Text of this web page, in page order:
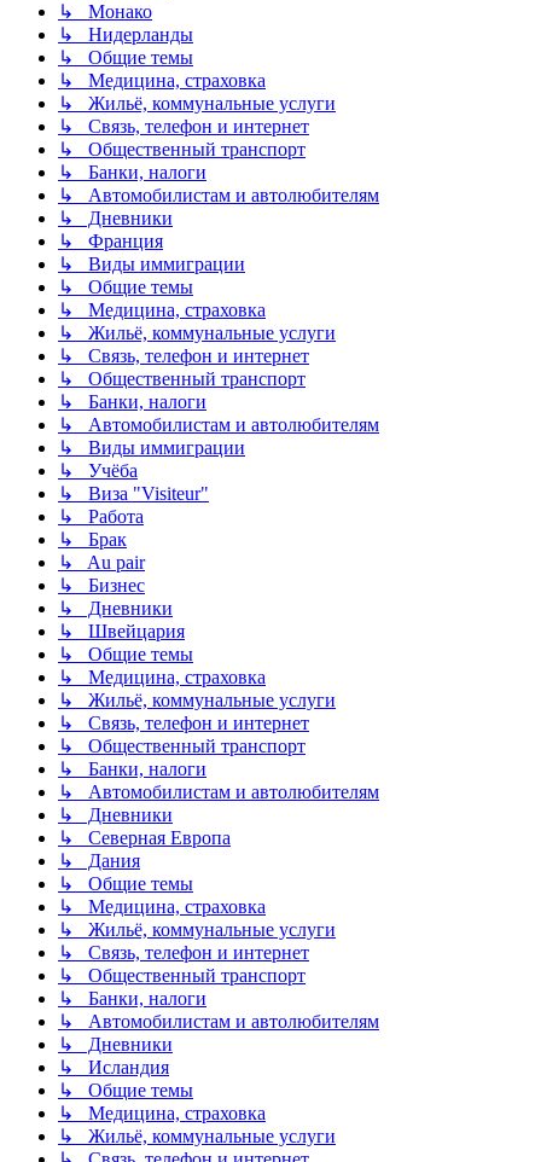
↳ Монако
↳ Нидерланды
↳ Общие темы
↳ Медицина, страховка
↳ Жильё, коммунальные услуги
↳ Связь, телефон и интернет
↳ Общественный транспорт
↳ Банки, налоги
↳ Автомобилистам и автолюбителям
↳ Дневники
↳ Франция
↳ Виды иммиграции
↳ Общие темы
↳ Медицина, страховка
↳ Жильё, коммунальные услуги
↳ Связь, телефон и интернет
↳ Общественный транспорт
↳ Банки, налоги
↳ Автомобилистам и автолюбителям
↳ Виды иммиграции
↳ Учёба
↳ Виза "Visiteur"
↳ Работа
↳ Брак
↳ Au pair
↳ Бизнес
↳ Дневники
↳ Швейцария
↳ Общие темы
↳ Медицина, страховка
↳ Жильё, коммунальные услуги
↳ Связь, телефон и интернет
↳ Общественный транспорт
↳ Банки, налоги
↳ Автомобилистам и автолюбителям
↳ Дневники
↳ Северная Европа
↳ Дания
↳ Общие темы
↳ Медицина, страховка
↳ Жильё, коммунальные услуги
↳ Связь, телефон и интернет
↳ Общественный транспорт
↳ Банки, налоги
↳ Автомобилистам и автолюбителям
↳ Дневники
↳ Исландия
↳ Общие темы
↳ Медицина, страховка
↳ Жильё, коммунальные услуги